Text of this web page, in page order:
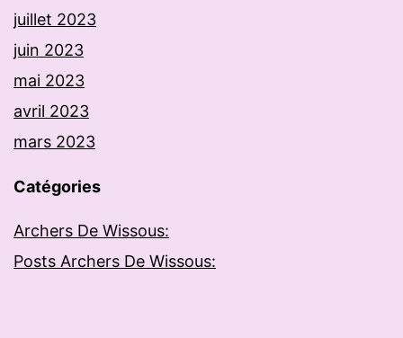
juillet 2023
juin 2023
mai 2023
avril 2023
mars 2023
Catégories
Archers De Wissous:
Posts Archers De Wissous: